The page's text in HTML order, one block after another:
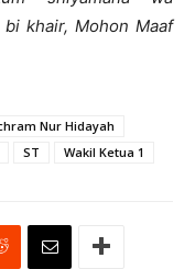
bi khair, Mohon Maaf
Nur Hidayah
ST Wakil Ketua 1